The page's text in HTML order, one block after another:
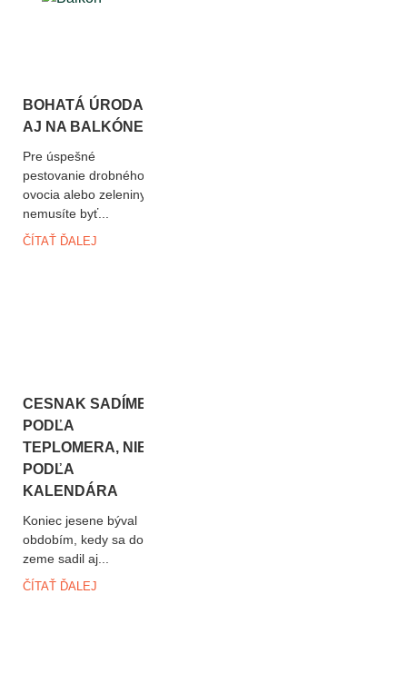
BOHATÁ ÚRODA
AJ NA BALKÓNE
Pre úspešné
pestovanie drobného
ovocia alebo zeleniny
nemusíte byť...
ČÍTAŤ ĎALEJ
CESNAK SADÍME
PODĽA
TEPLOMERA, NIE
PODĽA
KALENDÁRA
Koniec jesene býval
obdobím, kedy sa do
zeme sadil aj...
ČÍTAŤ ĎALEJ